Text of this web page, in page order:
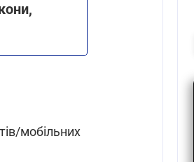
мобільних